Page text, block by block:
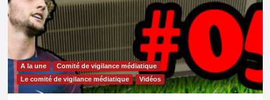
A la une
Comité de vigilance médiatique
Le comité de vigilance médiatique
Vidéos